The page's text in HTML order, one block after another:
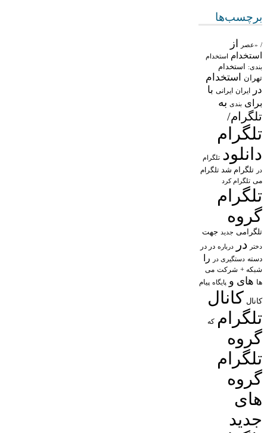
برچسب‌ها
/ «عصر از
استخدام استخدام
بندی: استخدام
تهران
استخدام
در
ایران ایرانی با
برای بندی به
تلگرام/
تلگرام
دانلود تلگرام
در تلگرام شد تلگرام
می تلگرام کرد
تلگرام
گروه
تلگرامی جدید جهت
دختر در درباره در در
دسته دستگیری در را
شبکه + شرکت می
ها های و پایگاه پیام
کانال کانال
تلگرام که
گروه
تلگرام
گروه
های
جدید